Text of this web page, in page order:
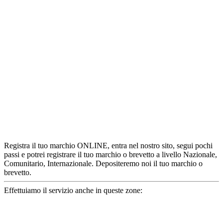
Registra il tuo marchio ONLINE, entra nel nostro sito, segui pochi
passi e potrei registrare il tuo marchio o brevetto a livello Nazionale,
Comunitario, Internazionale. Depositeremo noi il tuo marchio o
brevetto.
Effettuiamo il servizio anche in queste zone: